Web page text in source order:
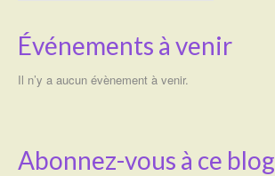
Événements à venir
Il n’y a aucun évènement à venir.
Abonnez-vous à ce